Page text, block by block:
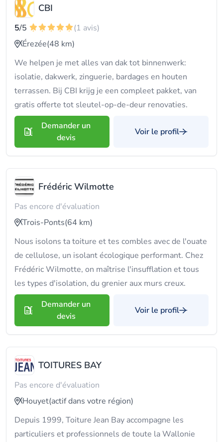
CBI
5/5
(1 avis)
Érezée(48 km)
We helpen je met alles van dak tot binnenwerk:
isolatie, dakwerk, zinguerie, bardages en houten
terrassen. Bij CBI krijg je een compleet pakket, van
gratis offerte tot sleutel-op-de-deur renovaties.
Demander un
devis
Voir le profil
Frédéric Wilmotte
Pas encore d'évaluation
Trois-Ponts(64 km)
Nous isolons ta toiture et tes combles avec de l'ouate
de cellulose, un isolant écologique performant. Chez
Frédéric Wilmotte, on maîtrise l'insufflation et tous
les types d'isolation, du grenier aux murs creux.
Demander un
devis
Voir le profil
TOITURES BAY
Pas encore d'évaluation
Houyet(actif dans votre région)
Depuis 1999, Toiture Jean Bay accompagne les
particuliers et professionnels de toute la Wallonie